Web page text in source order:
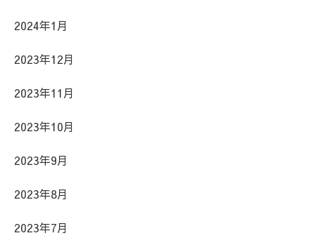
2024年1月
2023年12月
2023年11月
2023年10月
2023年9月
2023年8月
2023年7月